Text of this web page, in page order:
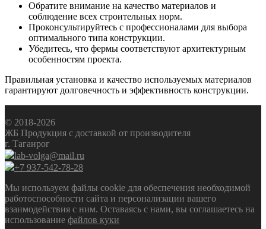
Обратите внимание на качество материалов и
соблюдение всех строительных норм.
Проконсультируйтесь с профессионалами для выбора
оптимального типа конструкции.
Убедитесь, что фермы соответствуют архитектурным
особенностям проекта.
Правильная установка и качество используемых материалов
гарантируют долговечность и эффективность конструкции.
© 2018-2026
ЖБ Продукция с доставкой от производителя
г. Таганрог
lab-volga@mail.ru
+7 937-542-78-28
Мы используем файлы cookie для обеспечения необходимой
работоспособности сайта и персонализации вашего
взаимодействия с ним. Оставаясь с нами, вы соглашаетесь на
использование файлов куки